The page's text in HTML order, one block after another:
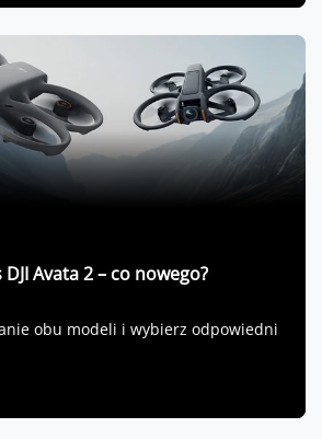
DJI Avata 2 – co nowego?
obu modeli i wybierz odpowiedni